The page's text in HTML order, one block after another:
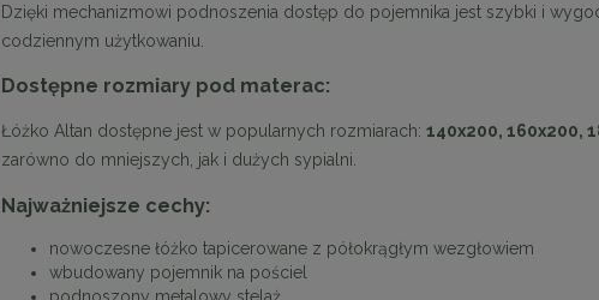
Dzięki mechanizmowi podnoszenia dostęp do pojemnika jest szybki i
codziennym użytkowaniu.
Dostępne rozmiary pod materac:
Łóżko Altan dostępne jest w popularnych rozmiarach: 140x200, 160x200,
zarówno do mniejszych, jak i dużych sypialni.
Najważniejsze cechy:
nowoczesne łóżko tapicerowane z półokrągłym wezgłowiem
wbudowany pojemnik na pościel